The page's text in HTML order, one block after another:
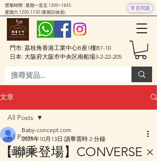
門市: 荔枝角香港工業中心B座1樓B7-10
日本: 大阪府大阪市中央区南船場3-2-22-205
營業時間 : 星期一至五 1200~1845
星期六 1200-1730(星期日休息)
常見問題
文章
All Posts
日本廚具
All Posts
【聯乘登場】CONVERSE ×
Baby-concept.com
2025年10月13日 讀畢需時 2 分鐘